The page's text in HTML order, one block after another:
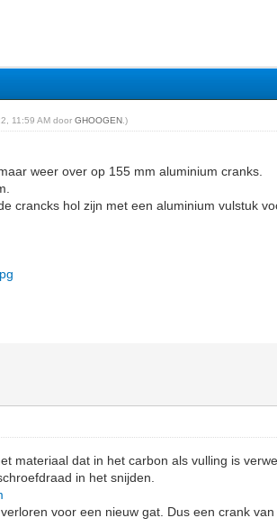
11:59 AM doorGHOOGEN .)
weer over op 155 mm aluminium cranks.
crancks hol zijn met een aluminium vulstuk
materiaal dat in het carbon als vulling is
in het snijden.
voor een nieuw gat. Dus een crank